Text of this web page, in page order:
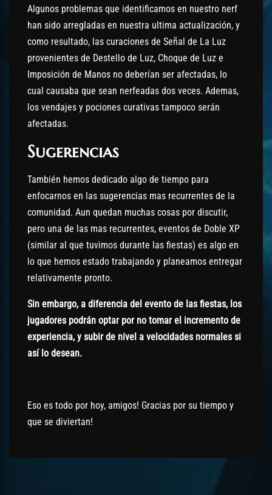
Algunos problemas que identificamos en nuestro nerf
han sido arregladas en nuestra ultima actualización, y
como resultado, las curaciones de Señal de La Luz
provenientes de Destello de Luz, Choque de Luz e
Imposición de Manos no deberían ser afectadas, lo
cual causaba que sean nerfeadas dos veces. Ademas,
los vendajes y pociones curativas tampoco serán
afectadas.
Sugerencias
También hemos dedicado algo de tiempo para
enfocarnos en las sugerencias mas recurrentes de la
comunidad. Aun quedan muchas cosas por discutir,
pero una de las mas recurrentes, eventos de Doble XP
(similar al que tuvimos durante las fiestas) es algo en
lo que hemos estado trabajando y planeamos entregar
relativamente pronto.
Sin embargo, a diferencia del evento de las fiestas, los
jugadores podrán optar por no tomar el incremento de
experiencia, y subir de nivel a velocidades normales si
así lo desean.
Eso es todo por hoy, amigos! Gracias por su tiempo y
que se diviertan!